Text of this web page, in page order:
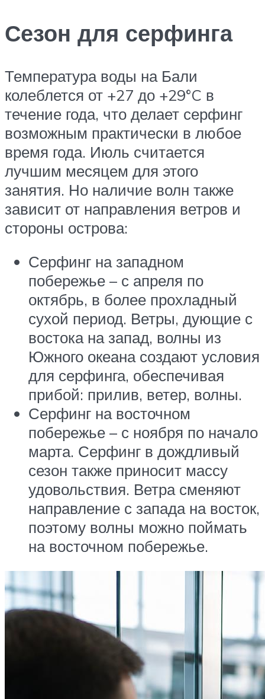
Сезон для серфинга
Температура воды на Бали
колеблется от +27 до +29°C в
течение года, что делает серфинг
возможным практически в любое
время года. Июль считается
лучшим месяцем для этого
занятия. Но наличие волн также
зависит от направления ветров и
стороны острова:
Серфинг на западном
побережье – с апреля по
октябрь, в более прохладный
сухой период. Ветры, дующие с
востока на запад, волны из
Южного океана создают условия
для серфинга, обеспечивая
прибой: прилив, ветер, волны.
Серфинг на восточном
побережье – с ноября по начало
марта. Серфинг в дождливый
сезон также приносит массу
удовольствия. Ветра сменяют
направление с запада на восток,
поэтому волны можно поймать
на восточном побережье.